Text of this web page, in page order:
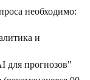
необходимо:
и
для прогнозов"